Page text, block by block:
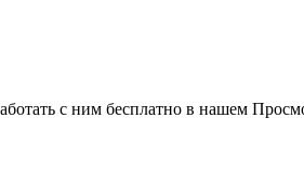
с ним бесплатно в нашем